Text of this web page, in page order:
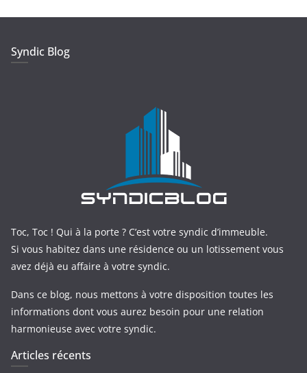
Syndic Blog
Toc, Toc ! Qui à la porte ? C’est votre syndic d’immeuble.
Si vous habitez dans une résidence ou un lotissement vous
avez déjà eu affaire à votre syndic.
Dans ce blog, nous mettons à votre disposition toutes les
informations dont vous aurez besoin pour une relation
harmonieuse avec votre syndic.
Articles récents